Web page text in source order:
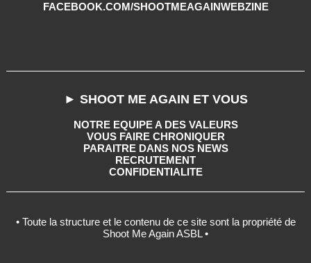
FACEBOOK.COM/SHOOTMEAGAINWEBZINE
► SHOOT ME AGAIN ET VOUS
NOTRE EQUIPE A DES VALEURS
VOUS FAIRE CHRONIQUER
PARAITRE DANS NOS NEWS
RECRUTEMENT
CONFIDENTIALITE
• Toute la structure et le contenu de ce site sont la propriété de
Shoot Me Again ASBL •